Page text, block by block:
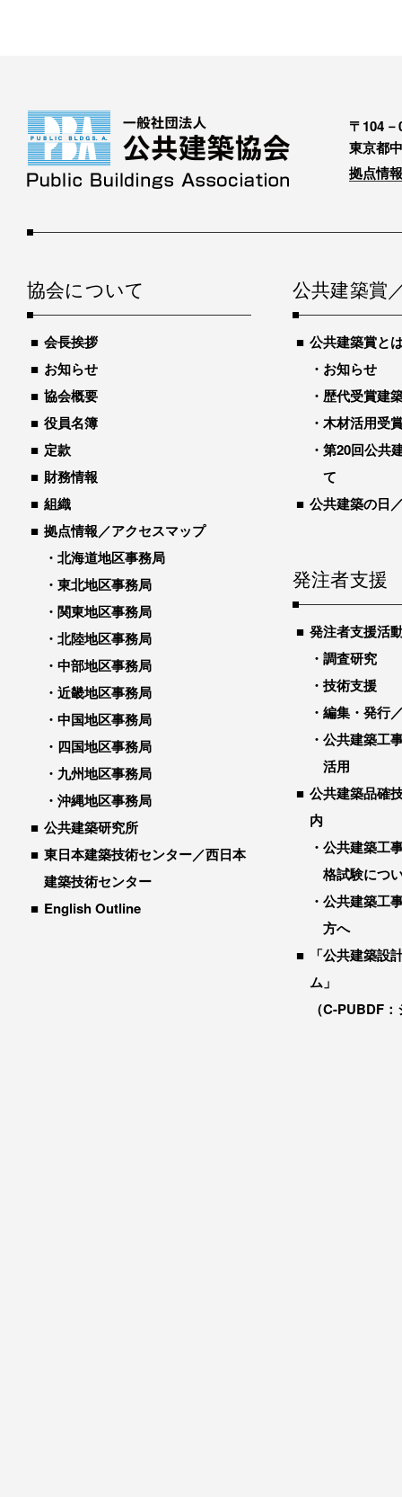
〒104－
東京都
拠点情
協会について
会長挨拶
お知らせ
協会概要
役員名簿
定款
財務情報
組織
拠点情報／アクセスマップ
北海道地区事務局
東北地区事務局
関東地区事務局
北陸地区事務局
中部地区事務局
近畿地区事務局
中国地区事務局
四国地区事務局
九州地区事務局
沖縄地区事務局
公共建築研究所
東日本建築技術センター／西日本
建築技術センター
English Outline
公共建築賞
公共建築賞と
お知らせ
歴代受賞建
木材活用受
第20回公共
て
公共建築の日
発注者支援
発注者支援活
調査研究
技術支援
編集・発行
公共建築工
活用
公共建築品確
内
公共建築工
格試験につ
公共建築工
方へ
「公共建築設
ム」
（C-PUBDF